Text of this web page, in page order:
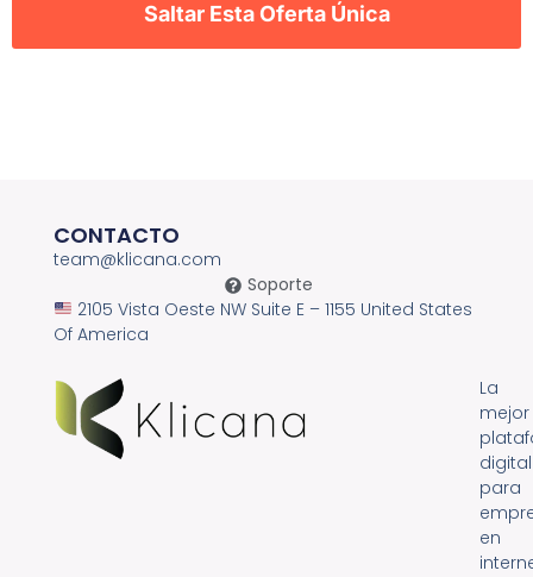
Saltar Esta Oferta Única
La
mejor
digital
para
en
CONTACTO
team@klicana.com
Soporte
2105 Vista Oeste NW Suite E – 1155 United States
Of America